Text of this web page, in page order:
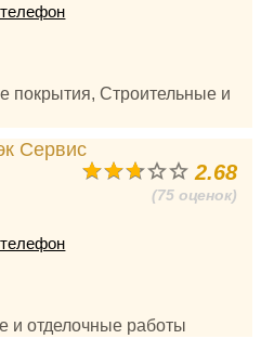
покрытия, Строительные и
2.68
(75 оценок)
и отделочные работы